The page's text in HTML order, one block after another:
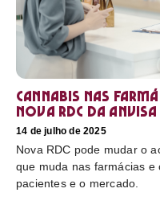
Cannabis nas
nova RDC da Anvisa
14 de julho de 2025
Nova RDC pode mudar o
que muda nas farmácias e
pacientes e o mercado.